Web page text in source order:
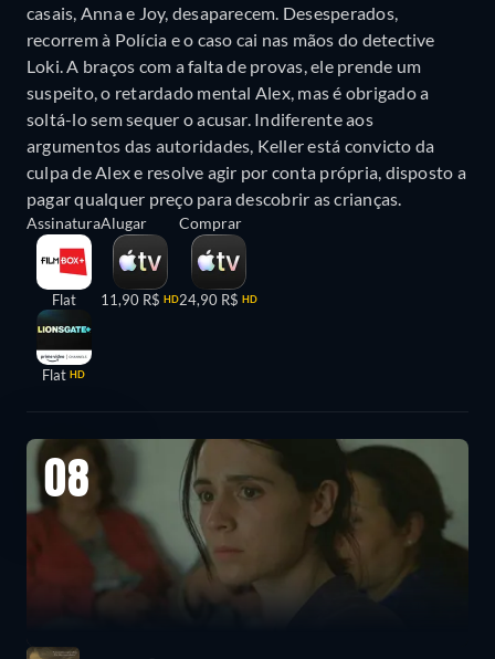
casais, Anna e Joy, desaparecem. Desesperados,
recorrem à Polícia e o caso cai nas mãos do detective
Loki. A braços com a falta de provas, ele prende um
suspeito, o retardado mental Alex, mas é obrigado a
soltá-lo sem sequer o acusar. Indiferente aos
argumentos das autoridades, Keller está convicto da
culpa de Alex e resolve agir por conta própria, disposto a
pagar qualquer preço para descobrir as crianças.
Assinatura
Flat
Flat HD
Alugar
11,90 R$ HD
Comprar
24,90 R$ HD
08